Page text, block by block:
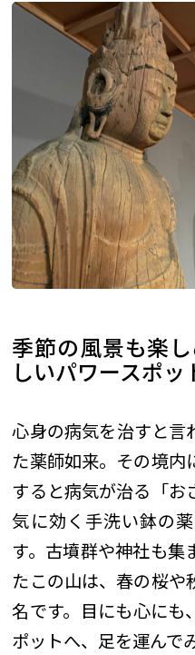
季節の風景も楽
しいパワースポッ
心身の病気を治すと言
た薬師如来。その境内
すると病気が治る「お
気に効く手洗い鉢の
す。古墳群や神社も集
たこの山は、春の桜や
名です。目にも心にも
ポットへ、足を運んで